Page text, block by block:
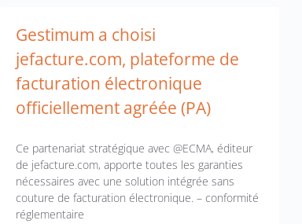
Gestimum a choisi
jefacture.com, plateforme de
facturation électronique
officiellement agréée (PA)
Ce partenariat stratégique avec @ECMA, éditeur
de jefacture.com, apporte toutes les garanties
nécessaires avec une solution intégrée sans
couture de facturation électronique. – conformité
réglementaire